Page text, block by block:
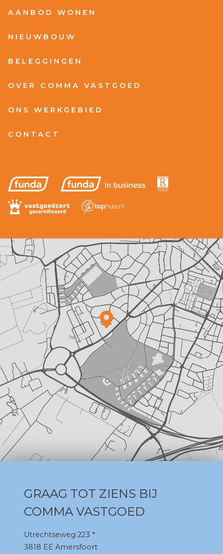
AANBOD WONEN
NIEUWBOUW
BELEGGINGEN
OVER COMMA VASTGOED
ONS WERKGEBIED
CONTACT
GRAAG TOT ZIENS BIJ
COMMA VASTGOED
Utrechtseweg 223 *
3818 EE Amersfoort